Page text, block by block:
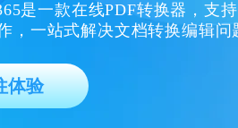
是一款在线PDF转换器，支
，一站式解决文档转换编辑问
体验